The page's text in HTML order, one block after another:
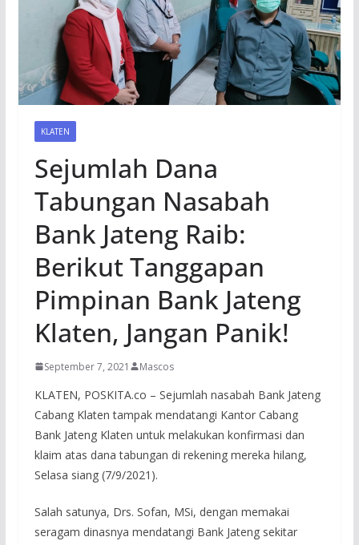
KLATEN
Sejumlah Dana
Tabungan Nasabah
Bank Jateng Raib:
Berikut Tanggapan
Pimpinan Bank Jateng
Klaten, Jangan Panik!
September 7, 2021 Mascos
KLATEN, POSKITA.co – Sejumlah nasabah Bank Jateng
Cabang Klaten tampak mendatangi Kantor Cabang
Bank Jateng Klaten untuk melakukan konfirmasi dan
klaim atas dana tabungan di rekening mereka hilang,
Selasa siang (7/9/2021).
Salah satunya, Drs. Sofan, MSi, dengan memakai
seragam dinasnya mendatangi Bank Jateng sekitar